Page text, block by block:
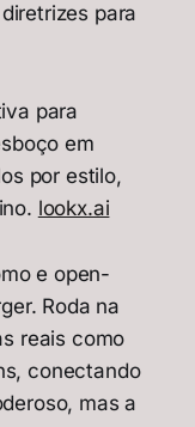
para
para
em
por estilo,
lookx.ai
e open-
Roda na
reais como
conectando
mas a